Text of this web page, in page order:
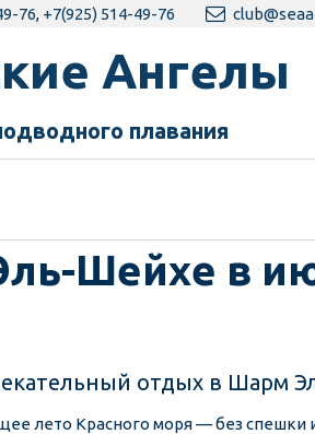
76, +7(925) 514-49-76
Ангелы
пла­­вания
Шейхе в
отдых в Шарм
лето Красного моря — без спешки